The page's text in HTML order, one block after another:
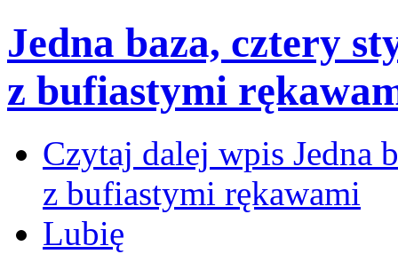
Jedna baza, cztery
z bufiastymi
Czytaj dalej wpis Jedna
z bufiastymi rękawami
Lubię